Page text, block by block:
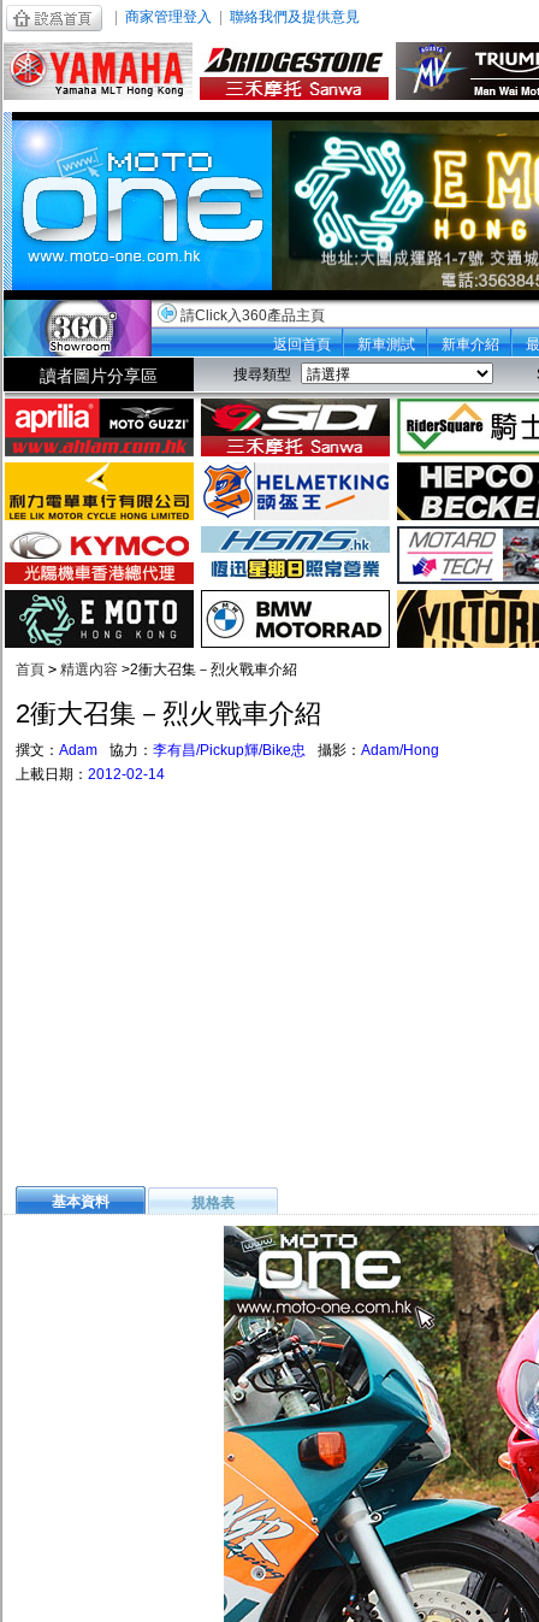
商家管理登入 聯絡我們及提供意見
請Click入360產品主頁
返回首頁
新車測試 新車介紹
讀者圖片分享區 搜尋類型
首頁 > 精選內容 >2衝大召集－烈火戰車介紹
2衝大召集－烈火戰車介紹
撰文： Adam 協力： 李有昌/Pickup輝/Bike忠 攝影： Adam/Hong
上載日期： 2012-02-14
基本資料 規格表